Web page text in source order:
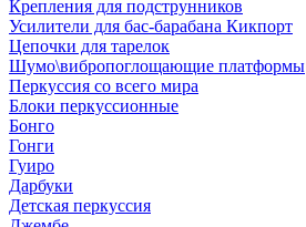
Крепления для подструнников
Усилители для бас-барабана Кикпорт
Цепочки для тарелок
Шумо\вибропоглощающие платформы
Перкуссия со всего мира
Блоки перкуссионные
Бонго
Гонги
Гуиро
Дарбуки
Детская перкуссия